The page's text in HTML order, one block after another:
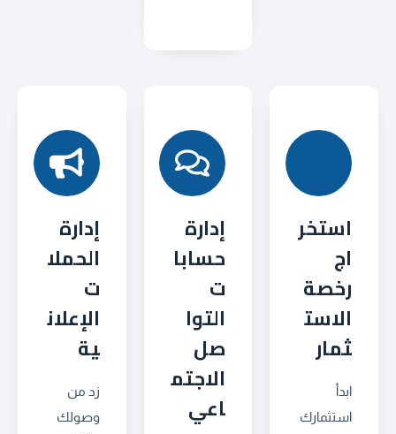
استخر
اج
رخصة
الاست
ثمار
ابدأ
استثمارك
إدارة
حسابا
ت
التوا
صل
الاجتم
اعي
إدارة
الحملا
ت
الإعلان
ية
زد من
وصولك